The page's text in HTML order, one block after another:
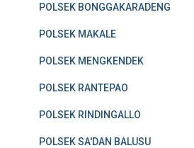
POLSEK BONGGAKARADENG
POLSEK MAKALE
POLSEK MENGKENDEK
POLSEK RANTEPAO
POLSEK RINDINGALLO
POLSEK SA'DAN BALUSU